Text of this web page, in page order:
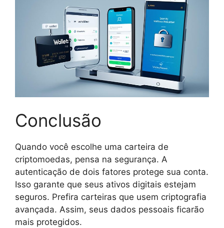
Conclusão
Quando você escolhe uma carteira de
criptomoedas, pensa na segurança. A
autenticação de dois fatores protege sua conta.
Isso garante que seus ativos digitais estejam
seguros. Prefira carteiras que usem criptografia
avançada. Assim, seus dados pessoais ficarão
mais protegidos.